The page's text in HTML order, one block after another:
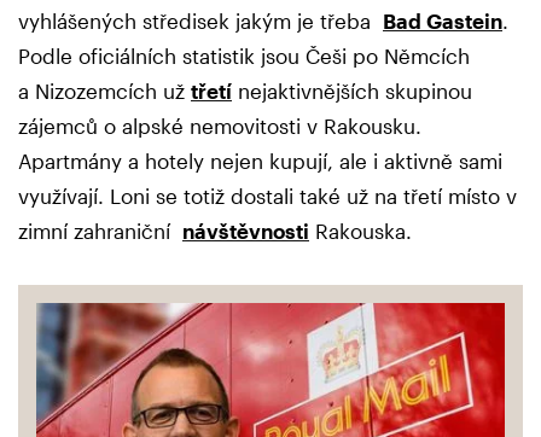
vyhlášených středisek jakým je třeba Bad Gastein.
Podle oficiálních statistik jsou Češi po Němcích
a Nizozemcích už třetí nejaktivnějších skupinou
zájemců o alpské nemovitosti v Rakousku.
Apartmány a hotely nejen kupují, ale i aktivně sami
využívají. Loni se totiž dostali také už na třetí místo v
zimní zahraniční návštěvnosti Rakouska.